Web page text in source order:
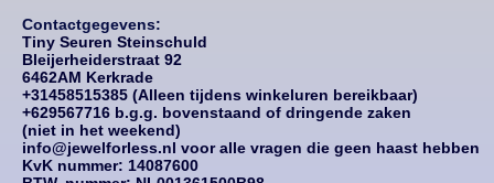
Contactgegevens:
Tiny Seuren Steinschuld
Bleijerheiderstraat 92
6462AM Kerkrade
+31458515385 (Alleen tijdens winkeluren bereikbaar)
+629567716 b.g.g. bovenstaand of dringende zaken
(niet in het weekend)
info@jewelforless.nl voor alle vragen die geen haast hebben
KvK nummer: 14087600